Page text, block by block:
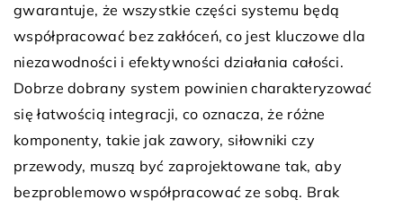
gwarantuje, że wszystkie części systemu będą
współpracować bez zakłóceń, co jest kluczowe dla
niezawodności i efektywności działania całości.
Dobrze dobrany system powinien charakteryzować
się łatwością integracji, co oznacza, że różne
komponenty, takie jak zawory, siłowniki czy
przewody, muszą być zaprojektowane tak, aby
bezproblemowo współpracować ze sobą. Brak